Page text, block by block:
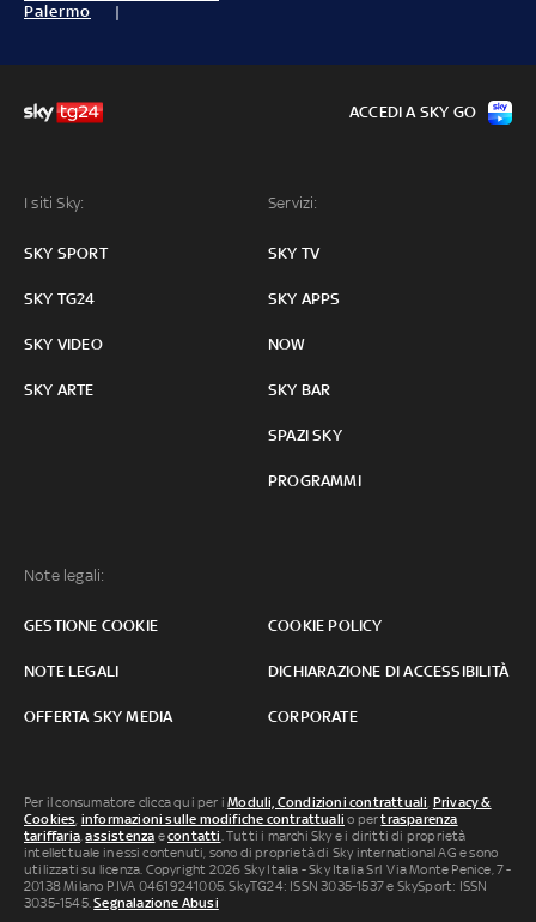
Palermo
I siti Sky:
SKY SPORT
SKY TG24
SKY VIDEO
SKY ARTE
Servizi:
SKY TV
SKY APPS
NOW
SKY BAR
SPAZI SKY
PROGRAMMI
Note legali:
GESTIONE COOKIE COOKIE POLICY
NOTE LEGALI DICHIARAZIONE DI ACCESSIBILITÀ
OFFERTA SKY MEDIA CORPORATE
ACCEDI A SKY GO
Per il consumatore clicca qui per iModuli, Condizioni contrattuali, Privacy &
Cookies, informazioni sulle modifiche contrattuali o pertrasparenza
tariffaria,assistenza econtatti. Tutti i marchi Sky e i diritti di proprietà
intellettuale in essi contenuti, sono di proprietà di Sky international AG e sono
utilizzati su licenza. Copyright 2026 Sky Italia - Sky Italia Srl Via Monte Penice, 7 -
20138 Milano P.IVA 04619241005. SkyTG24: ISSN 3035-1537 e SkySport: ISSN
3035-1545.Segnalazione Abusi